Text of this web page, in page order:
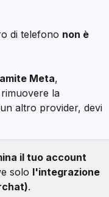
di telefono non è
Meta,
la
altro provider, devi
il tuo account
solo l'integrazione
.